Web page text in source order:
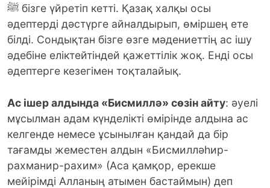
ﷺ бізге үйретіп кетті. Қазақ халқы осы
әдептерді дәстүрге айналдырып, өміршең ете
білді. Сондықтан бізге өзге мәдениеттің ас ішу
әдебіне еліктейтіндей қажеттілік жоқ. Енді осы
әдептерге кезегімен тоқталайық.
Ас ішер алдында «Бисмиллә» сөзін айту: әуелі
мұсылман адам күнделікті өмірінде алдына ас
келгенде немесе ұсынылған қандай да бір
тағамды жеместен алдын «Бисмилләһир-
рахманир-рахим» (Аса қамқор, ерекше
мейірімді Алланың атымен бастаймын) деп